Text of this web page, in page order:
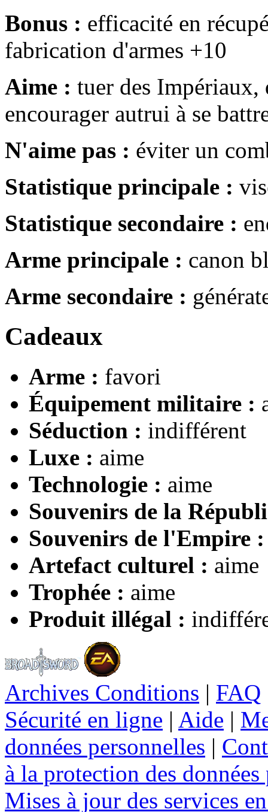
Bonus : efficacité en
fabrication d'armes +10
Aime : tuer des
encourager autrui à se
N'aime pas : éviter un
Statistique principale :
Statistique secondaire :
Arme principale : canon
Arme secondaire :
Cadeaux
Arme : favori
Équipement militaire :
Séduction : indifférent
Luxe : aime
Technologie : aime
Souvenirs de la
Souvenirs de l'Empire :
Artefact culturel : aime
Trophée : aime
Produit illégal :
Archives Conditions | FAQ
Sécurité en ligne | Aide |
données personnelles |
à la protection des
Mises à jour des services